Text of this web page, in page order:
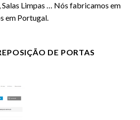
Salas Limpas … Nós fabricamos em
em Portugal.
DE PORTAS